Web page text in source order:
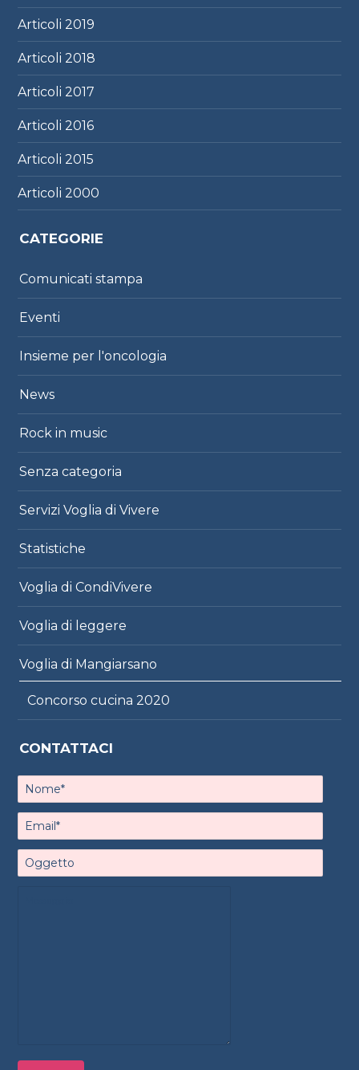
Articoli2019
Articoli2018
Articoli2017
Articoli2016
Articoli2015
Articoli2000
CATEGORIE
Comunicati stampa
Eventi
Insieme per l'oncologia
News
Rock in music
Senza categoria
Servizi Voglia di Vivere
Statistiche
Voglia di CondiVivere
Voglia di leggere
Voglia di Mangiarsano
Concorso cucina 2020
CONTATTACI